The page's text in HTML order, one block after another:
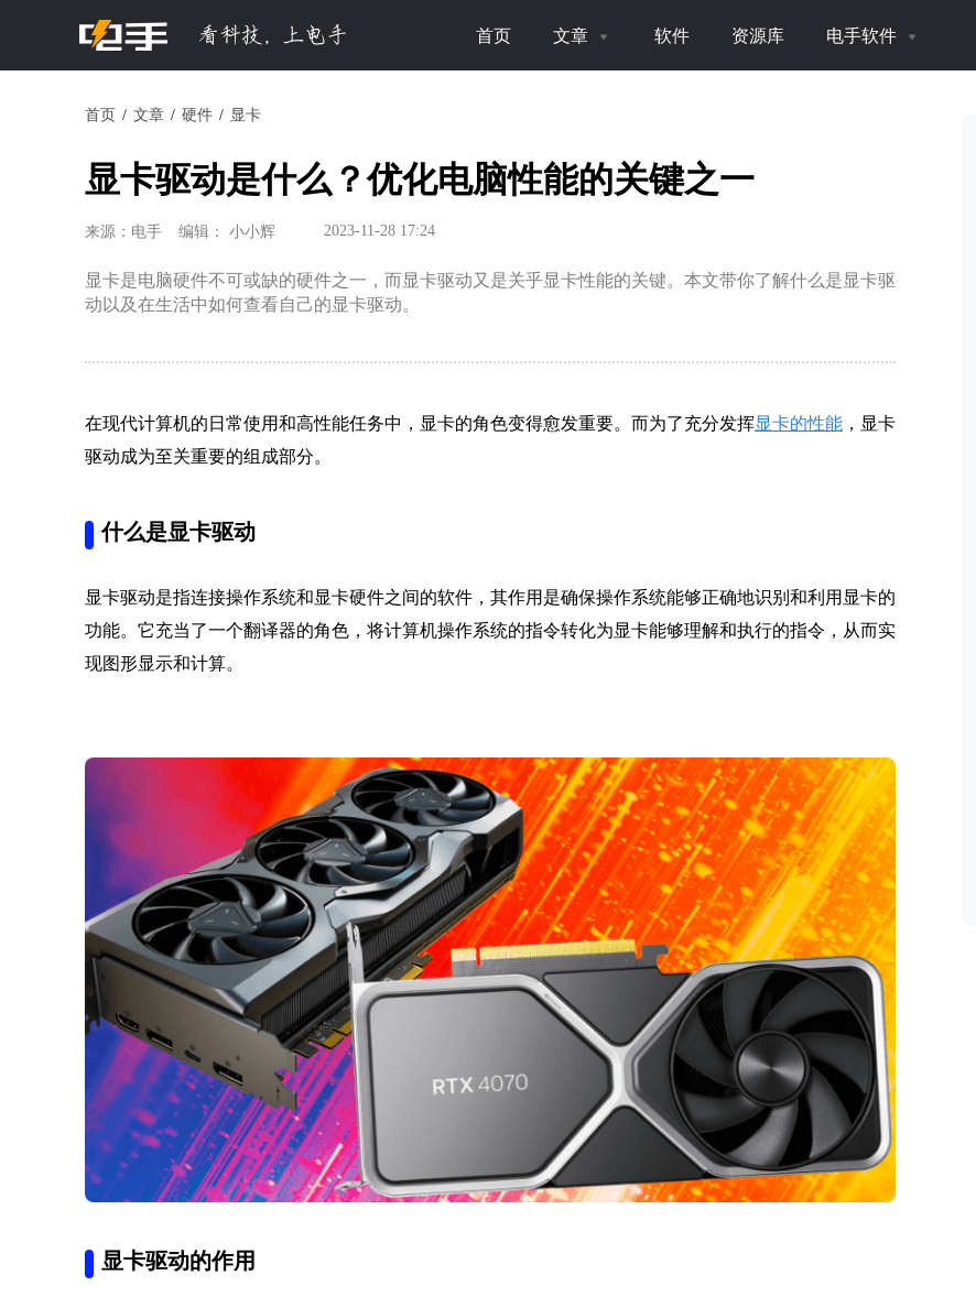
首页 文章 软件 资源库 电手软件
首页 文章 硬件 显卡
显卡驱动是什么？优化电脑性能的关键之一
来源：电手 编辑： 小小辉 2023-11-28 17:24
显卡是电脑硬件不可或缺的硬件之一，而显卡驱动又是关乎显卡性能的关键。本文带你了解什么是显卡驱
动以及在生活中如何查看自己的显卡驱动。
在现代计算机的日常使用和高性能任务中，显卡的角色变得愈发重要。而为了充分发挥显卡的性能 ，显卡
驱动成为至关重要的组成部分。
什么是显卡驱动
显卡驱动是指连接操作系统和显卡硬件之间的软件，其作用是确保操作系统能够正确地识别和利用显卡的
功能。它充当了一个翻译器的角色，将计算机操作系统的指令转化为显卡能够理解和执行的指令，从而实
现图形显示和计算。
显卡驱动的作用